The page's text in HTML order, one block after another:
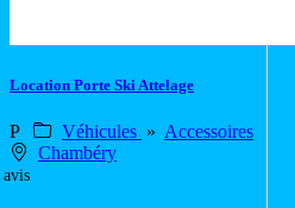
Location Porte Ski Attelage
P Véhicules » Accessoires
Chambéry
avis